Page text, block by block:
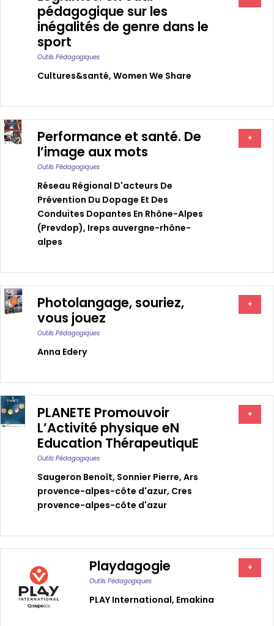
pédagogique sur les
inégalités de genre dans le
sport
Outils Pédagogiques
Cultures&santé, Women We Share
Performance et santé. De
l’image aux mots
Outils Pédagogiques
Réseau Régional D'acteurs De
Prévention Du Dopage Et Des
Conduites Dopantes En Rhône-Alpes
(prevdop), Ireps auvergne-rhône-
alpes
+
Photolangage, souriez,
vous jouez
Outils Pédagogiques
Anna Edery
+
PLANETE Promouvoir
L’Activité physique eN
Education ThérapeutiquE
Outils Pédagogiques
Saugeron Benoît, Sonnier Pierre, Ars
provence-alpes-côte d'azur, Cres
provence-alpes-côte d'azur
+
Playdagogie
Outils Pédagogiques
PLAY International, Emakina
+